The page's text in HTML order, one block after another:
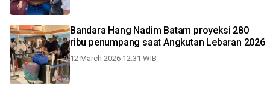
Bandara Hang Nadim Batam proyeksi 280
ribu penumpang saat Angkutan Lebaran 2026
12 March 2026 12:31 WIB